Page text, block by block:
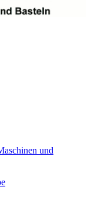
und